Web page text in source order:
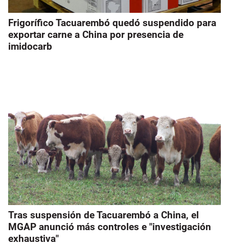
Frigorífico Tacuarembó quedó suspendido para
exportar carne a China por presencia de
imidocarb
Tras suspensión de Tacuarembó a China, el
MGAP anunció más controles e "investigación
exhaustiva"